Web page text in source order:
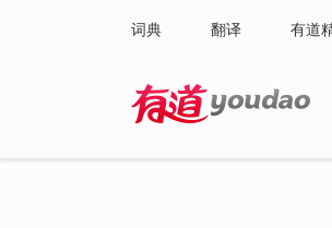
词典 翻译 有道